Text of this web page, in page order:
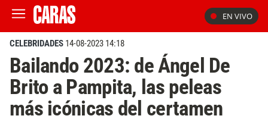
EN VIVO
CELEBRIDADES 14-08-2023 14:18
Bailando 2023: de Ángel De
Brito a Pampita, las peleas
más icónicas del certamen